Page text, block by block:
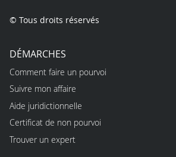
© Tous droits réservés
DÉMARCHES
Comment faire un pourvoi
Suivre mon affaire
Aide juridictionnelle
Certificat de non pourvoi
Trouver un expert